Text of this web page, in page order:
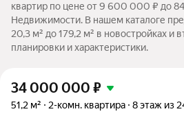
квартир по цене от 9 600 000 ₽ до
Недвижимости. В нашем каталоге
20,3 м² до 179,2 м² в новостройках
планировки и характеристики.
34 000 000 ₽
51,2 м² 2-комн. квартира 8 этаж из